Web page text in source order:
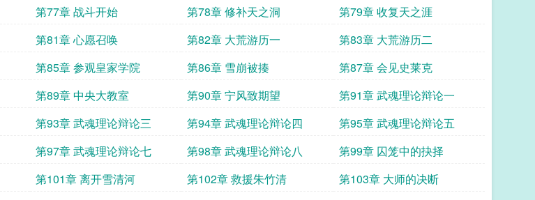
第77章 战斗开始 第78章 修补天之洞
第79章 收复天之涯
第81章 心愿召唤 第82章 大荒游历一
第83章 大荒游历二
第85章 参观皇家学院 第86章 雪崩被揍
第87章 会见史莱克
第89章 中央大教室 第90章 宁风致期望
第91章 武魂理论辩论一
第93章 武魂理论辩论三 第94章 武魂理论辩论四
第95章 武魂理论辩论五
第97章 武魂理论辩论七 第98章 武魂理论辩论八
第99章 囚笼中的抉择
第101章 离开雪清河 第102章 救援朱竹清 第103章 大师的决断